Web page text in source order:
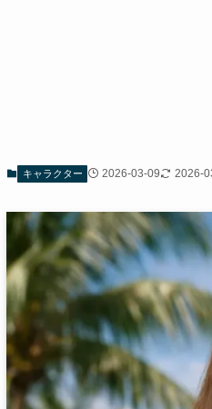
キャラクター 2026-03-09 2026-